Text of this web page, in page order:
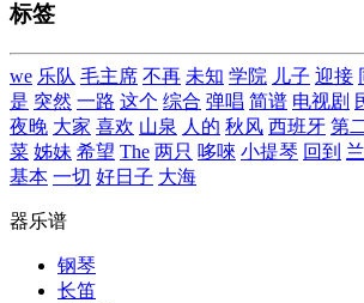
标签
we 乐队 毛主席 不再 未知 学院 儿子 迎接
是 突然 一路 这个 综合 弹唱 简谱 电视剧
夜晚 大家 喜欢 山泉 人的 秋风 西班牙 第
菜 姊妹 希望 The 两只 哆唻 小提琴 回到
基本 一切 好日子 大海
器乐谱
钢琴
长笛